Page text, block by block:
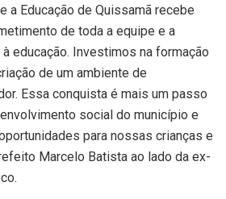
a Educação de Quissamã recebe
de toda a equipe e a
educação. Investimos na formação
de um ambiente de
Essa conquista é mais um passo
social do município e
para nossas crianças e
Marcelo Batista ao lado da ex-